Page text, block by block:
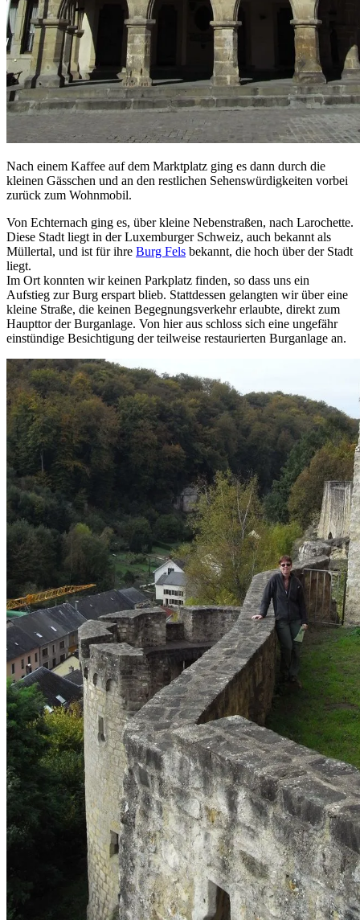
Nach einem Kaffee auf dem Marktplatz ging es dann durch die
kleinen Gässchen und an den restlichen Sehenswürdigkeiten vorbei
zurück zum Wohnmobil.
Von Echternach ging es, über kleine Nebenstraßen, nach Larochette.
Diese Stadt liegt in der Luxemburger Schweiz, auch bekannt als
Müllertal, und ist für ihre Burg Fels bekannt, die hoch über der Stadt
liegt.
Im Ort konnten wir keinen Parkplatz finden, so dass uns ein
Aufstieg zur Burg erspart blieb. Stattdessen gelangten wir über eine
kleine Straße, die keinen Begegnungsverkehr erlaubte, direkt zum
Haupttor der Burganlage. Von hier aus schloss sich eine ungefähr
einstündige Besichtigung der teilweise restaurierten Burganlage an.